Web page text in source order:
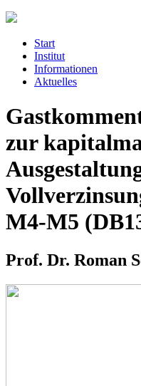
Start
Institut
Informationen
Aktuelles
zur
M4-M5
Prof. Dr. Roman